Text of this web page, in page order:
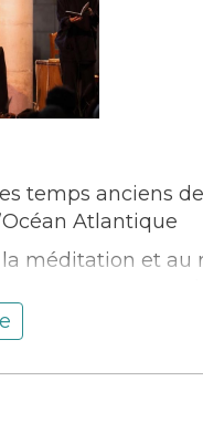
temps anciens
Atlantique
méditation et au
sonore des flûtes
de
médiévales,
flûtes et Aulos de
aux flûtes